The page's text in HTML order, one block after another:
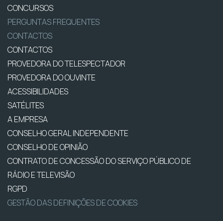
CONCURSOS
PERGUNTAS FREQUENTES
CONTACTOS
CONTACTOS
PROVEDORA DO TELESPECTADOR
PROVEDORA DO OUVINTE
ACESSIBILIDADES
SATÉLITES
A EMPRESA
CONSELHO GERAL INDEPENDENTE
CONSELHO DE OPINIÃO
CONTRATO DE CONCESSÃO DO SERVIÇO PÚBLICO DE
RÁDIO E TELEVISÃO
RGPD
GESTÃO DAS DEFINIÇÕES DE COOKIES